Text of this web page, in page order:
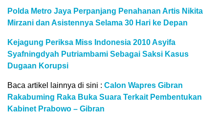
Polda Metro Jaya Perpanjang Penahanan Artis Nikita
Mirzani dan Asistennya Selama 30 Hari ke Depan
Kejagung Periksa Miss Indonesia 2010 Asyifa
Syafningdyah Putriambami Sebagai Saksi Kasus
Dugaan Korupsi
Baca artikel lainnya di sini : Calon Wapres Gibran
Rakabuming Raka Buka Suara Terkait Pembentukan
Kabinet Prabowo – Gibran